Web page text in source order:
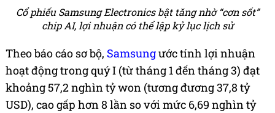
Cổ phiếu Samsung Electronics bật tăng nhờ “cơn sốt”
chip AI, lợi nhuận có thể lập kỷ lục lịch sử
Theo báo cáo sơ bộ, Samsungước tính lợi nhuận
hoạt động trong quý I (từ tháng 1 đến tháng 3) đạt
khoảng 57,2 nghìn tỷ won (tương đương 37,8 tỷ
USD), cao gấp hơn 8 lần so với mức 6,69 nghìn tỷ